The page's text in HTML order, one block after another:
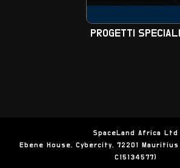
PROGETTI SPECIALI
SpaceLand Africa Ltd
Ebene House, Cybercity, 72201
C15134577)